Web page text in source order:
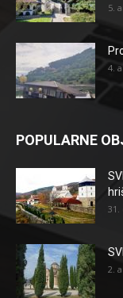
5.
4.
POPULARNE
31.
2.